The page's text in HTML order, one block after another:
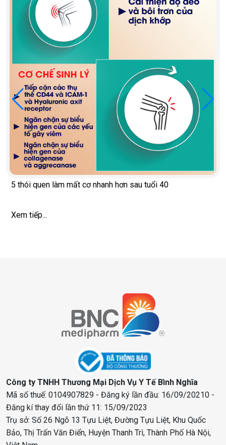
5 thói quen làm mất cơ nhanh hơn sau tuổi 40
Xem tiếp...
Công ty TNHH Thương Mại Dịch Vụ Y Tế Bình Nghĩa
Mã số thuế: 0104907829 - Đăng ký lần đầu: 16/09/20210 -
Đăng kí thay đổi lần thứ 11: 15/09/2023
Trụ sở: Số 26 Ngõ 13 Tựu Liệt, Đường Tựu Liệt, Khu Quốc
Bảo, Thị Trấn Văn Điển, Huyện Thanh Trì, Thành Phố Hà Nội,